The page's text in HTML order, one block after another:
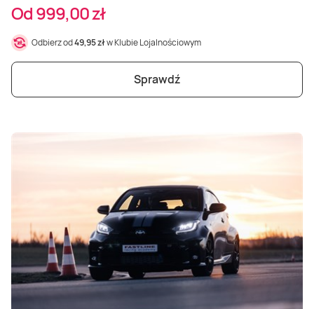
Od 999,00 zł
Odbierz od49,95 złw Klubie Lojalnościowym
Sprawdź